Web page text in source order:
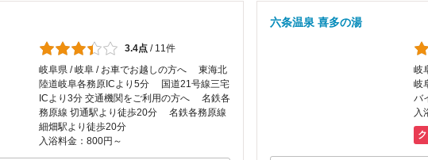
3.4点 / 11件
岐阜県 / 岐阜 / お車でお越しの方へ 東海北
陸道岐阜各務原ICより5分 国道21号線三宅
ICより3分 交通機関をご利用の方へ 名鉄各
務原線 切通駅より徒歩20分 名鉄各務原線
細畑駅より徒歩20分
入浴料金：800円～
六条温泉 喜多の湯
岐
岐
バ
入